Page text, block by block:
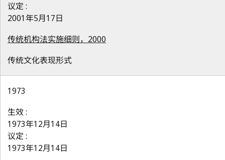
议定 :
2001年5月17日
传统机构法实施细则，2000
传统文化表现形式
1973
生效 :
1973年12月14日
议定 :
1973年12月14日